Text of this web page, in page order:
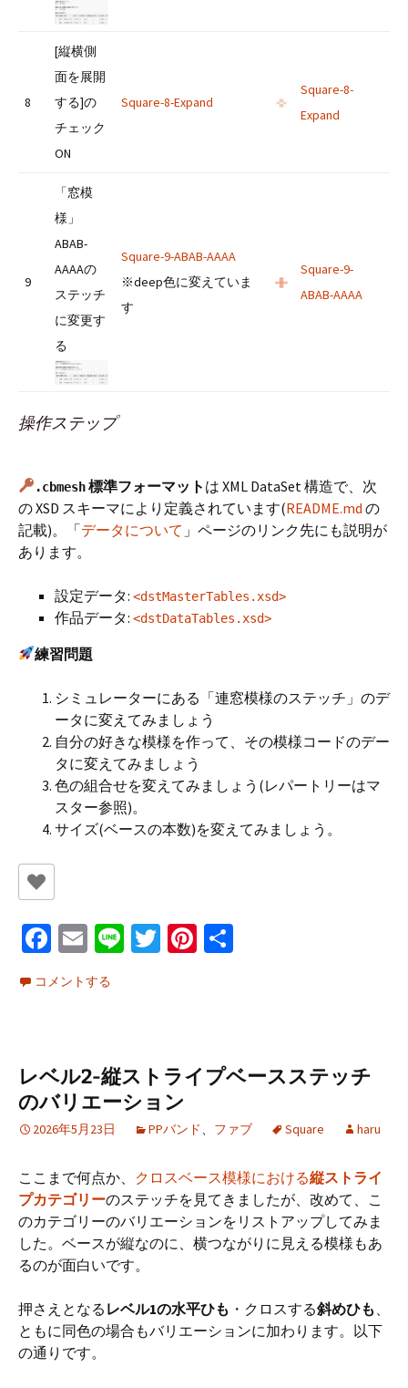
8
[縦横側
面を展開
する]の
チェック
ON
Square-8-Expand
Square-8-
Expand
9
「窓模
様」
ABAB-
AAAAの
ステッチ
に変更す
る
Square-9-ABAB-AAAA
※deep色に変えていま
す
Square-9-
ABAB-AAAA
操作ステップ
.cbmesh標準フォーマット は XML DataSet 構造で、次
の XSD スキーマにより定義されています(README.md の
記載)。「データについて 」ページのリンク先にも説明が
あります。
設定データ: <dstMasterTables.xsd>
作品データ: <dstDataTables.xsd>
練習問題
シミュレーターにある「連窓模様のステッチ」のデ
ータに変えてみましょう
自分の好きな模様を作って、その模様コードのデー
タに変えてみましょう
色の組合せを変えてみましょう(レパートリーはマ
スター参照)。
サイズ(ベースの本数)を変えてみましょう。
Fa
ce
b
k
E
m
ai
Li T
Pi
コメントする
レベル2-縦ストライプベースステッチ
のバリエーション
2026年5月23日 PPバンド、 ファブ Square haru
ここまで何点か、 クロスベース模様における縦ストライ
プカテゴリーのステッチを見てきましたが、改めて、こ
のカテゴリーのバリエーションをリストアップしてみま
した。ベースが縦なのに、横つながりに見える模様もあ
るのが面白いです。
押さえとなる レベル1の水平ひも ・クロスする斜めひも
ともに同色の場合もバリエーションに加わります。以下
の通りです。